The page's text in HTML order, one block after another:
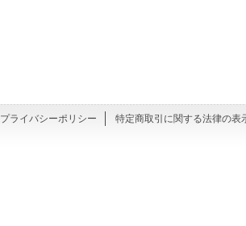
プライバシーポリシー 特定商取引に関する法律の表